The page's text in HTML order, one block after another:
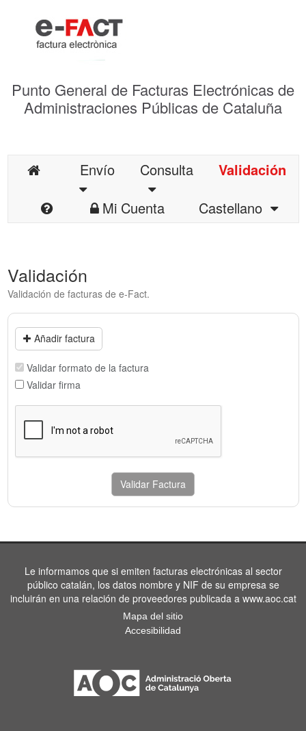
Punto General de Facturas Electrónicas de
Administraciones Públicas de Cataluña
Envío Consulta
Validación
Mi Cuenta
Castellano
Validación
Validación de facturas de e-Fact.
Añadir factura
Validar formato de la factura
Validar firma
Validar Factura
Le informamos que si emiten facturas electrónicas al sector
público catalán, los datos nombre y NIF de su empresa se
incluirán en una relación de proveedores publicada a www.aoc.cat
Mapa del sitio
Accesibilidad